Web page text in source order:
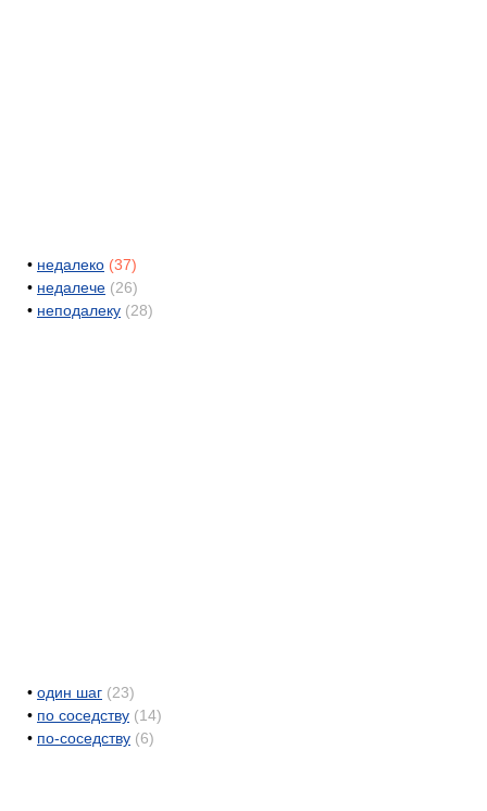
• недалеко (37)
• недалече (26)
• неподалеку (28)
• один шаг (23)
• по соседству (14)
• по-соседству (6)